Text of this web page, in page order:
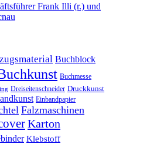
Buchblock
Buchmesse
Dreiseitenschneider Druckkunst
Einbandpapier
Falzmaschinen
Karton
Klebstoff